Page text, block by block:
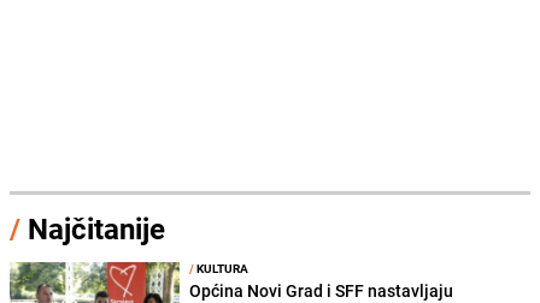
/ Najčitanije
/KULTURA
Općina Novi Grad i SFF nastavljaju